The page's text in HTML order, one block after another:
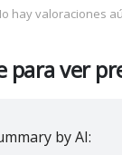
hay valoraciones
para ver
by AI: